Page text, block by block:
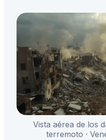
Vista aérea de los
terremoto ·